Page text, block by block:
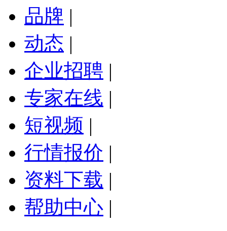
品牌 |
动态 |
企业招聘 |
专家在线 |
短视频 |
行情报价 |
资料下载 |
帮助中心 |